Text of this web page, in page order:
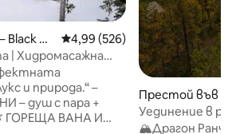
Ha
Средна оценка: 4,99 от 5,
4,99 (526)
| Хидромасажна
душ
и природа.“ –
ГОРЕЩА ВАНА И
Престой във
k Hawk
Уединение в
джакузи и сауна
🏔️Драгон Ранч